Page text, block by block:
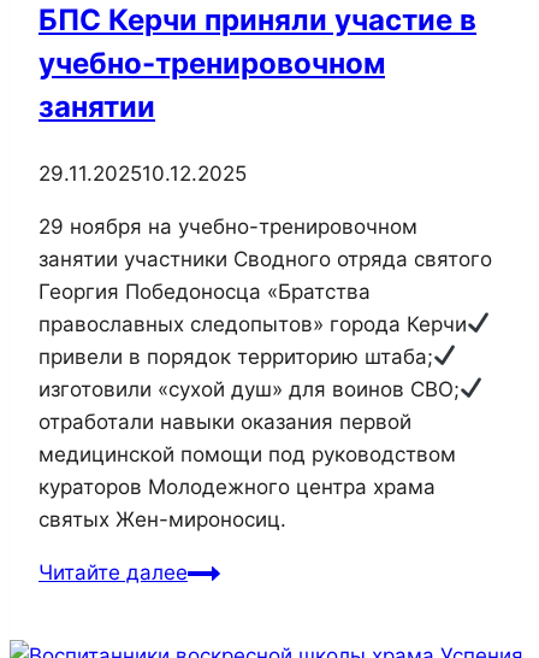
БПС Керчи приняли участие в
учебно-тренировочном
занятии
29.11.202510.12.2025
29 ноября на учебно-тренировочном
занятии участники Сводного отряда святого
Георгия Победоносца «Братства
православных следопытов» города Керчи
привели в порядок территорию штаба;
изготовили «сухой душ» для воинов СВО;
отработали навыки оказания первой
медицинской помощи под руководством
кураторов Молодежного центра храма
святых Жен-мироносиц.
Читайте далее